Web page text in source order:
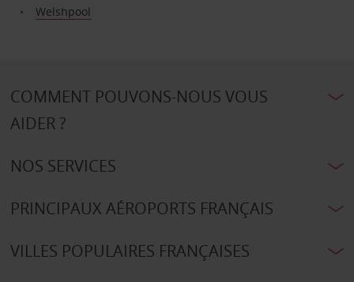
Welshpool
COMMENT POUVONS-NOUS VOUS
AIDER ?
NOS SERVICES
PRINCIPAUX AÉROPORTS FRANÇAIS
VILLES POPULAIRES FRANÇAISES